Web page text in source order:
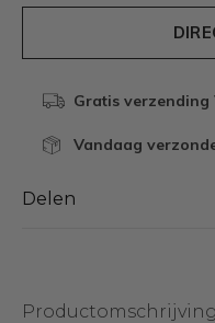
Gratis verzending
Vandaag
Delen
Productomschrijving